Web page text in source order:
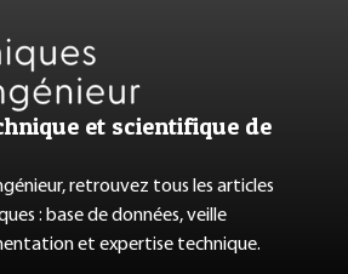
et scientifique de
retrouvez tous les articles
: base de données, veille
et expertise technique.